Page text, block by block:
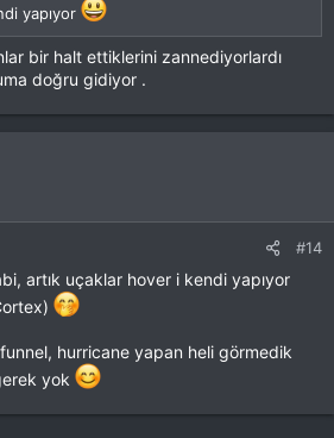
yapıyor
bir halt ettiklerini zannediyorlardı
doğru gidiyor .
#14
artık uçaklar hover i kendi yapıyor
hurricane yapan heli görmedik
yok